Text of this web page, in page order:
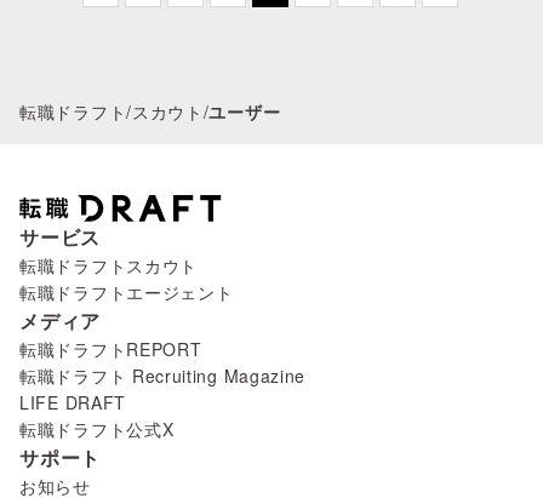
転職ドラフト/スカウト /ユーザー
サービス
転職ドラフトスカウト
転職ドラフトエージェント
メディア
転職ドラフトREPORT
転職ドラフト Recruiting Magazine
LIFE DRAFT
転職ドラフト公式X
サポート
お知らせ